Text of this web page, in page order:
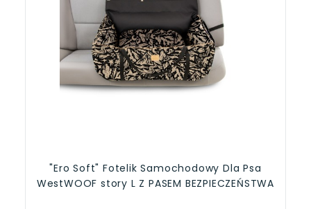
"Ero Soft" Fotelik Samochodowy Dla Psa
WestWOOF story L Z PASEM BEZPIECZEŃSTWA